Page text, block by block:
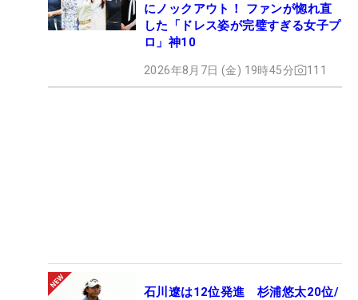
にノックアウト！ ファンが惚れ直
した「ドレス姿が完璧すぎる女子プ
ロ」神10
2026年8月7日 (金) 19時45分 111
石川遼は12位発進 杉浦悠太20位/